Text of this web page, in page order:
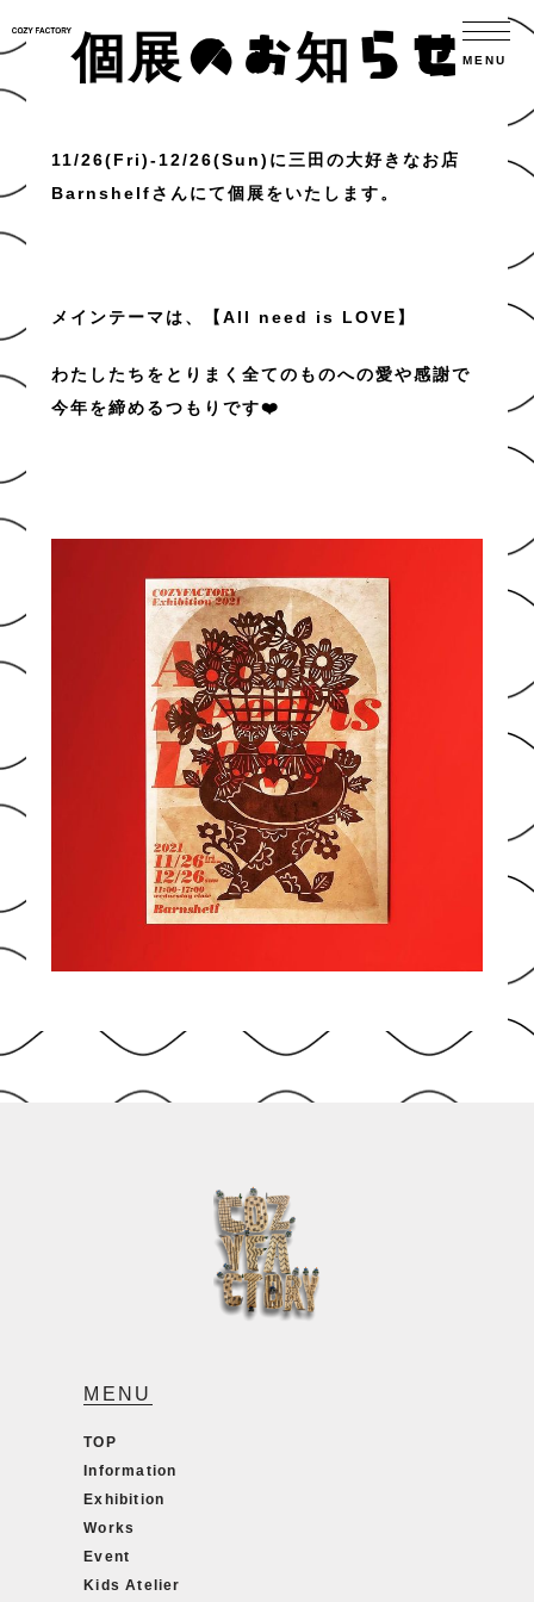
個展のお知らせ
11/26(Fri)-12/26(Sun)に三田の大好きなお店
Barnshelfさんにて個展をいたします。
メインテーマは、【All need is LOVE】
わたしたちをとりまく全てのものへの愛や感謝で
今年を締めるつもりです❤️
MENU
TOP
Information
Exhibition
Works
Event
Kids Atelier